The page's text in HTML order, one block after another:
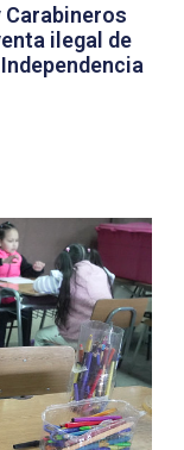
Carabineros
ilegal de